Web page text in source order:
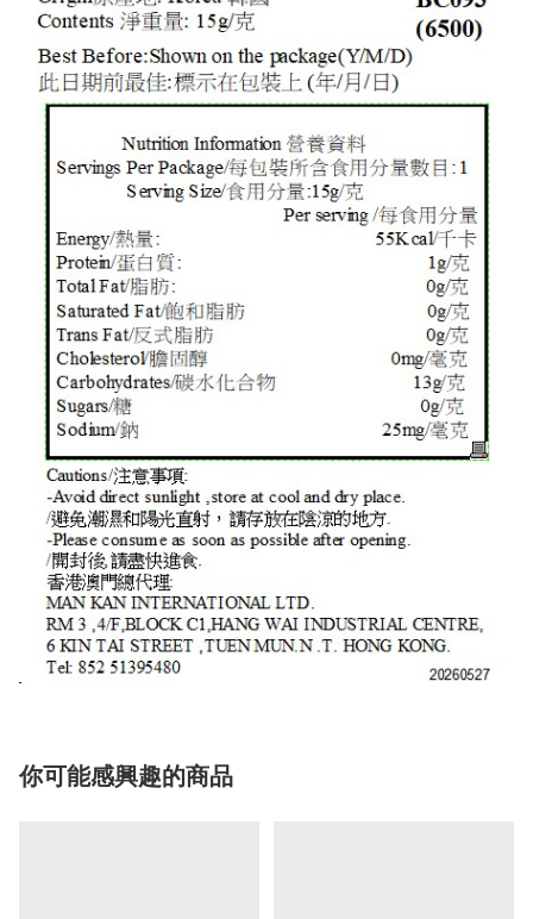
你可能感興趣的商品